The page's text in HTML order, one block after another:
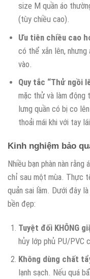
size M quần áo
(tùy chiều cao).
Ưu tiên chiều cao
có thể xắn lên,
vào.
Quy tắc “Thử ngồi
mặc thử và làm động
lưng quần có bị co
thoải mái khi với tay
Kinh nghiệm bảo
Nhiều bạn phàn nàn
chỉ sau một mùa. Thực
quản sai lầm. Dưới đây
bền đẹp:
Tuyệt đối KHÔNG
hủy lớp phủ PU/PVC
Không dùng chất
lạnh sạch. Nếu quá